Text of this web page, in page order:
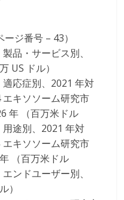
ジ番号 – 43）
品・サービス別、
US ドル）
応症別、2021 年対
キソソーム研究市
年 （百万米ドル
途別、2021 年対
キソソーム研究市
（百万米ドル
ンドユーザー別、
）